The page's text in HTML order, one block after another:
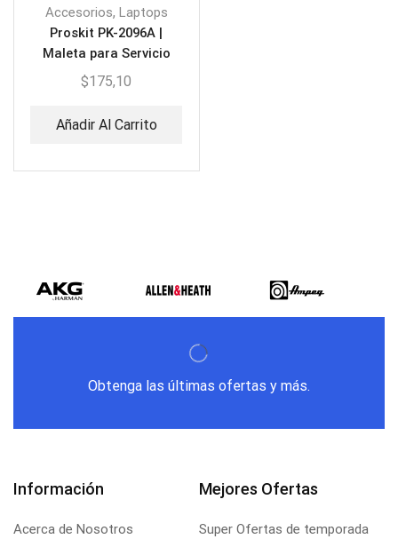
Accesorios, Laptops
Proskit PK-2096A |
Maleta para Servicio
Computadores
$175,10
Añadir Al Carrito
Obtenga las últimas ofertas y más.
Información
Acerca de Nosotros
Mejores Ofertas
Super Ofertas de temporada